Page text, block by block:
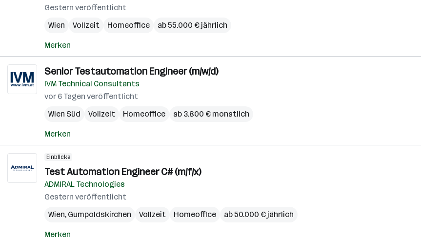
Gestern veröffentlicht
Wien
Vollzeit Homeoffice ab 55.000 € jährlich
Merken
Senior Testautomation Engineer (m/w/d)
IVM Technical Consultants
vor 6 Tagen veröffentlicht
Wien Süd
Vollzeit Homeoffice ab 3.800 € monatlich
Merken
Einblicke
Test Automation Engineer C# (m/f/x)
ADMIRAL Technologies
Gestern veröffentlicht
Wien, Gumpoldskirchen Vollzeit Homeoffice ab 50.000 € jährlich
Merken